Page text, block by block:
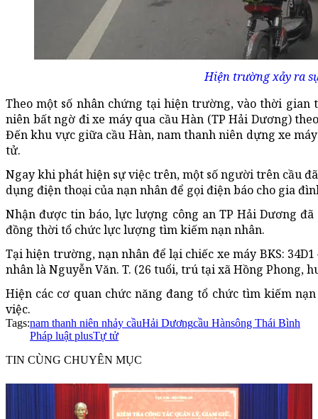
Hiện trường xảy ra
Theo một số nhân chứng tại hiện trường, vào thời
niên bất ngờ đi xe máy qua cầu Hàn (TP Hải Dương)
Đến khu vực giữa cầu Hàn, nam thanh niên dựng xe
tử.
Ngay khi phát hiện sự việc trên, một số người trên cầu
dụng điện thoại của nạn nhân để gọi điện báo cho gia
Nhận được tin báo, lực lượng công an TP Hải Dương
đồng thời tổ chức lực lượng tìm kiếm nạn nhân.
Tại hiện trường, nạn nhân để lại chiếc xe máy BKS:
nhân là Nguyễn Văn. T. (26 tuổi, trú tại xã Hồng Phong,
Hiện các cơ quan chức năng đang tổ chức tìm kiếm
việc.
Tags:nam thanh niên nhảy cầuHải Dươngcầu Hànsông Thái Bình
Pháp luật plusTự tử
TIN CÙNG CHUYÊN MỤC